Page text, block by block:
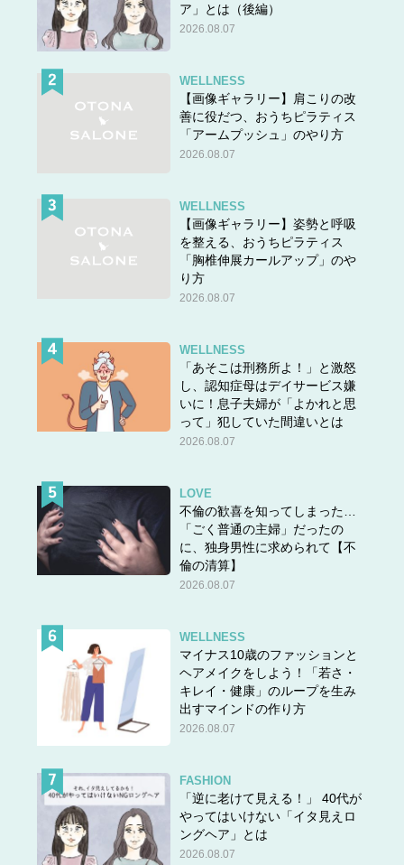
ア」とは（後編）
2026.08.07
WELLNESS
【画像ギャラリー】肩こりの改
善に役だつ、おうちピラティス
「アームプッシュ」のやり方
2026.08.07
WELLNESS
【画像ギャラリー】姿勢と呼吸
を整える、おうちピラティス
「胸椎伸展カールアップ」のや
り方
2026.08.07
WELLNESS
「あそこは刑務所よ！」と激怒
し、認知症母はデイサービス嫌
いに！息子夫婦が「よかれと思
って」犯していた間違いとは
2026.08.07
LOVE
不倫の歓喜を知ってしまった…
「ごく普通の主婦」だったの
に、独身男性に求められて【不
倫の清算】
2026.08.07
WELLNESS
マイナス10歳のファッションと
ヘアメイクをしよう！「若さ・
キレイ・健康」のループを生み
出すマインドの作り方
2026.08.07
FASHION
「逆に老けて見える！」 40代が
やってはいけない「イタ見えロ
ングヘア」とは
2026.08.07